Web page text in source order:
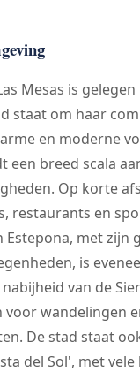
Mesas is
staat om haar
en moderne
een breed scala
Op korte
restaurants en
Estepona, met zijn
is
van de
voor wandelingen
De stad staat
del Sol', met